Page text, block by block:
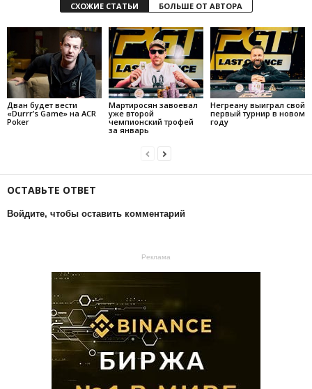
СХОЖИЕ СТАТЬИ БОЛЬШЕ ОТ АВТОРА
Дван будет вести
«Durrr’s Game» на ACR
Poker
Мартиросян завоевал
уже второй
чемпионский трофей
за январь
Негреану выиграл свой
первый турнир в новом
году
ОСТАВЬТЕ ОТВЕТ
Войдите, чтобы оставить комментарий
Реклама